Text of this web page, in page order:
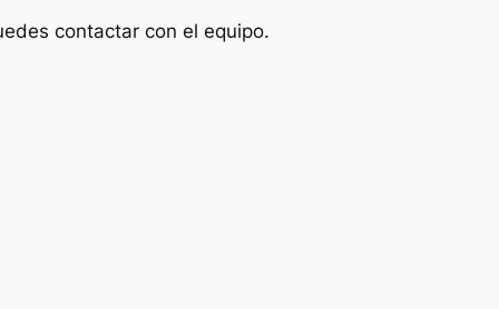
contactar con el equipo.